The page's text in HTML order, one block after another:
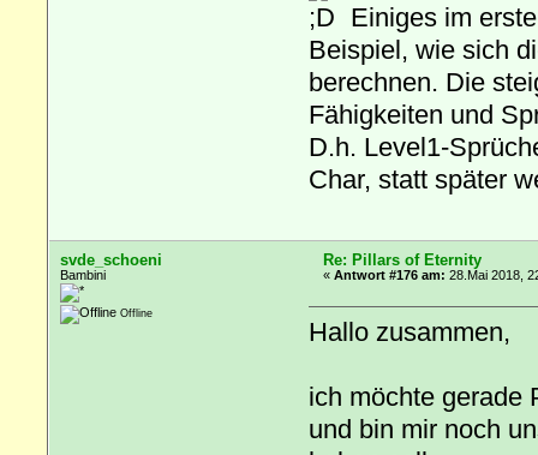
Einiges im
Beispiel, wie sich
berechnen. Die
Fähigkeiten und
D.h. Level1-
Char, statt später
svde_schoeni
Bambini
Offline
Re: Pillars of Eternity
«Antwort #176 am: 28.Mai 2018,
Hallo zusammen,
ich möchte gerade
und bin mir noch